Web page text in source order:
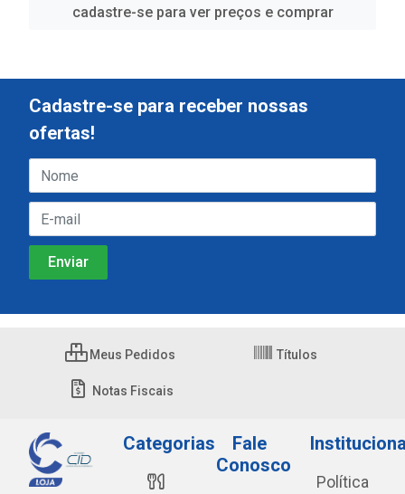
cadastre-se para ver preços e comprar
Cadastre-se para receber nossas
ofertas!
Meus Pedidos Títulos
Notas Fiscais
Categorias
Fale
Conosco
Política